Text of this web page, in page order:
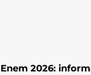
Enem 2026: